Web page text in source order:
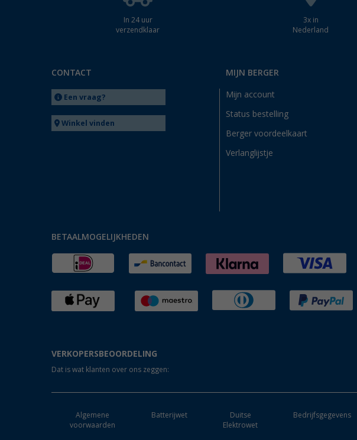
In 24 uur
verzendklaar
3x in
Nederland
CONTACT
Een vraag?
Winkel vinden
MIJN BERGER
Mijn account
Status bestelling
Berger voordeelkaart
Verlanglijstje
BETAALMOGELIJKHEDEN
VERKOPERSBEOORDELING
Dat is wat klanten over ons zeggen:
Algemene
voorwaarden
Batterijwet
Duitse
Elektrowet
Bedrijfsgegevens